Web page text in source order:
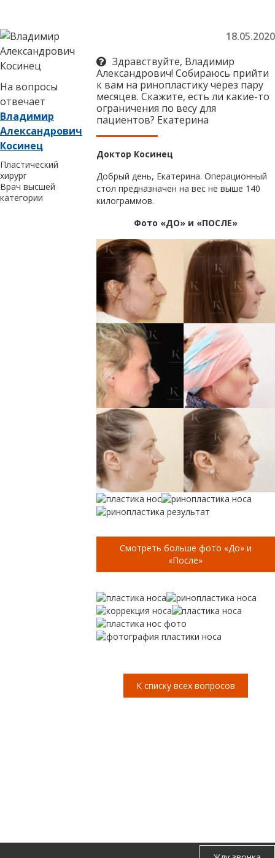
На вопросы
отвечает
Владимир
Александрович
Косинец
Пластический
хирург
Врач высшей
категории
18.05.2020
Здравствуйте, Владимир
Александрович! Собираюсь прийти
к вам на ринопластику через пару
месяцев. Скажите, есть ли какие-то
ограничения по весу для
пациентов? Екатерина
Доктор Косинец
Добрый день, Екатерина. Операционный
стол предназначен на вес не выше 140
килограммов.
Фото «ДО» и «ПОСЛЕ»
Смотреть больше фото «До» и
«После»
К списку всех вопросов